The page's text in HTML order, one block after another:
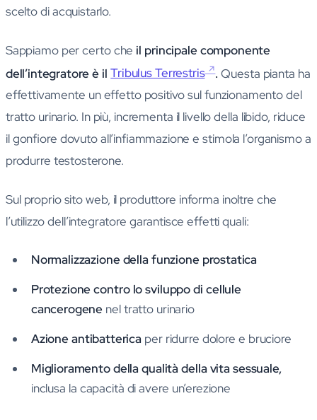
scelto di acquistarlo.
Sappiamo per certo che il principale componente
dell’integratore è ilTribulus Terrestris .Questa pianta ha
effettivamente un effetto positivo sul funzionamento del
tratto urinario. In più, incrementa il livello della libido, riduce
il gonfiore dovuto all’infiammazione e stimola l’organismo a
produrre testosterone.
Sul proprio sito web, il produttore informa inoltre che
l’utilizzo dell’integratore garantisce effetti quali:
Normalizzazione della funzione prostatica
Protezione contro lo sviluppo di cellule
cancerogene nel tratto urinario
Azione antibatterica per ridurre dolore e bruciore
Miglioramento della qualità della vita sessuale,
inclusa la capacità di avere un’erezione